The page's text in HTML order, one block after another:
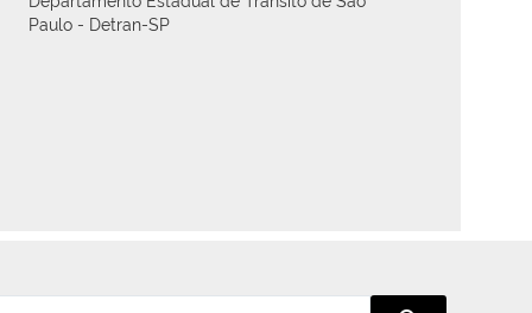
Paulo - Detran-SP